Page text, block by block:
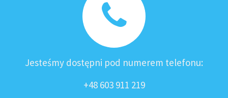
Jesteśmy dostępni pod numerem telefonu:
+48 603 911 219